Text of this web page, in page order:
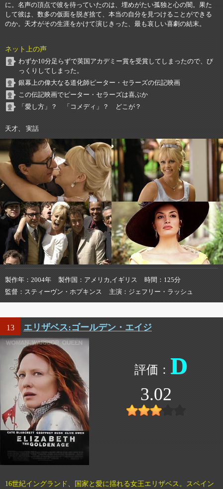
に。名声の頂点で彼を待っていたのは、埋めがたい孤独と心の闇。果た
して彼は、数多の仮面を脱ぎ捨て、本当の自分を見つけることができる
のか。天才がその生涯をかけて演じきった、最も哀しい喜劇の結末。
ネット上の声
わずか10分足らずで英国アカデミー賞を受賞してしまったので、び
っくりしてしまった。
銀幕上の偉大なる道化師ピーター・セラーズの伝記映画
この伝記映画でピーター・セラーズは喜ぶか
「愛し方」？ 「コメディ」？ どこが？
天才、 実話
製作年 2004年 製作国 アメリカ,イギリス 時間
125分
監督
スティーヴン・ホプキンス 主演 ジェフリー・ラッシュ
13 エリザベス:ゴールデン・エイジ
D
3.02
16世紀イングランド、国家と愛に揺れる女王エリザベス。スペイン